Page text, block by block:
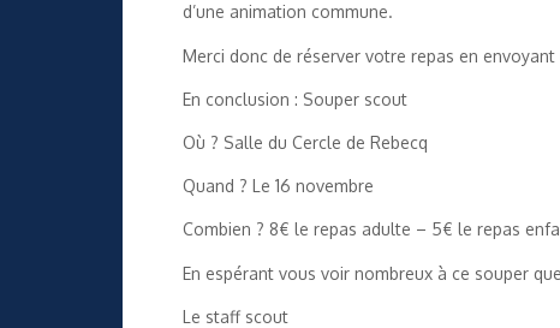
d’une animation commune.
Merci donc de réserver votre repas en envoyant
En conclusion : Souper scout
Où ? Salle du Cercle de Rebecq
Quand ? Le 16 novembre
Combien ? 8€ le repas adulte – 5€ le repas
En espérant vous voir nombreux à ce souper
Le staff scout